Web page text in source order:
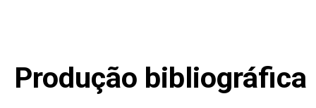
Produção bibliográfica